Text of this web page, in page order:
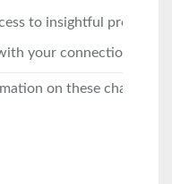
to insightful
your connections via
on these changes,